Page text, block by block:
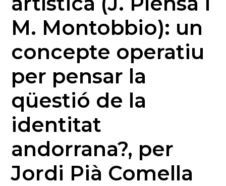
M. Montobbio): un
concepte operatiu
per pensar la
qüestió de la
identitat
andorrana?, per
Jordi Pià Comella